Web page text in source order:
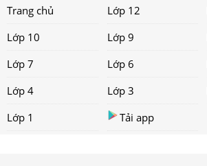
Trang chủ Lớp 12
Lớp 10
Lớp 9
Lớp 7
Lớp 6
Lớp 4
Lớp 3
Lớp 1
Tải app